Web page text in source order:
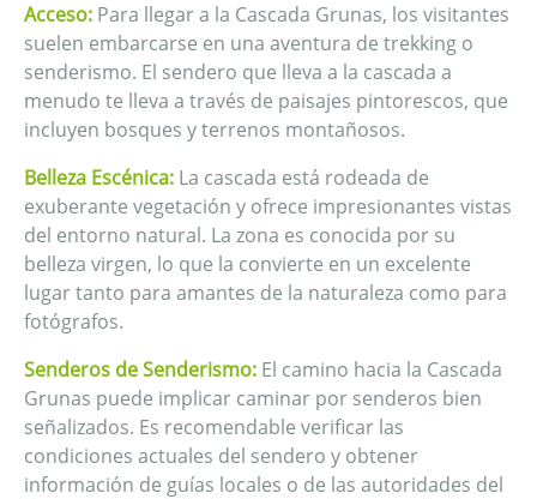
Acceso: Para llegar a la Cascada Grunas, los visitantes
suelen embarcarse en una aventura de trekking o
senderismo. El sendero que lleva a la cascada a
menudo te lleva a través de paisajes pintorescos, que
incluyen bosques y terrenos montañosos.
Belleza Escénica: La cascada está rodeada de
exuberante vegetación y ofrece impresionantes vistas
del entorno natural. La zona es conocida por su
belleza virgen, lo que la convierte en un excelente
lugar tanto para amantes de la naturaleza como para
fotógrafos.
Senderos de Senderismo: El camino hacia la Cascada
Grunas puede implicar caminar por senderos bien
señalizados. Es recomendable verificar las
condiciones actuales del sendero y obtener
información de guías locales o de las autoridades del